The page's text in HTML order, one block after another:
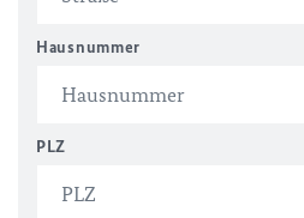
Hausnummer
PLZ